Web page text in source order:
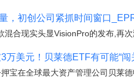
，初创公司紧抓时间窗口
合现实头显VisionPro的发布,再
万美元！贝莱德ETF有可能“闯
宝在全球最大资产管理公司贝莱